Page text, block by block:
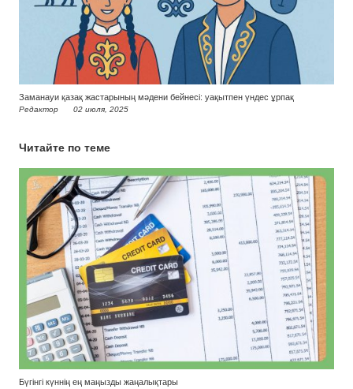
Заманауи қазақ жастарының мәдени бейнесі: уақытпен үндес ұрпақ
Редактор 02 июля, 2025
Читайте по теме
Бүгінгі күннің ең маңызды жаңалықтары